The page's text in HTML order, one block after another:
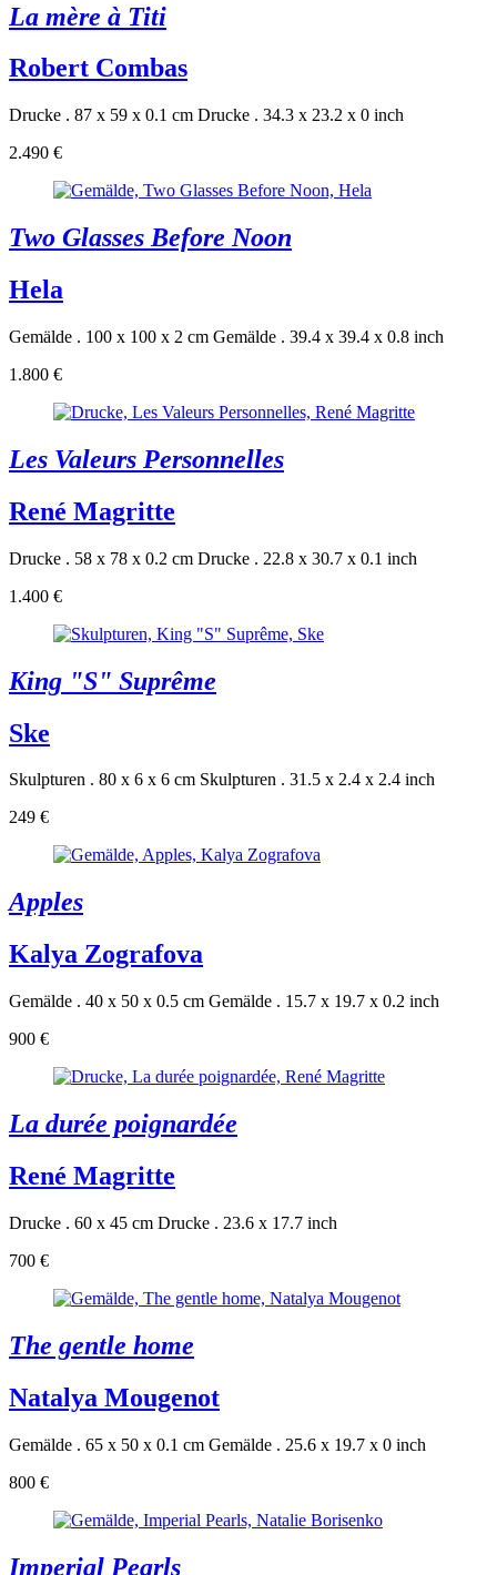
La mère à Titi
Robert Combas
Drucke . 87 x 59 x 0.1 cm Drucke . 34.3 x 23.2 x 0 inch
2.490 €
Two Glasses Before Noon
Hela
Gemälde . 100 x 100 x 2 cm Gemälde . 39.4 x 39.4 x 0.8 inch
1.800 €
Les Valeurs Personnelles
René Magritte
Drucke . 58 x 78 x 0.2 cm Drucke . 22.8 x 30.7 x 0.1 inch
1.400 €
King "S" Suprême
Ske
Skulpturen . 80 x 6 x 6 cm Skulpturen . 31.5 x 2.4 x 2.4 inch
249 €
Apples
Kalya Zografova
Gemälde . 40 x 50 x 0.5 cm Gemälde . 15.7 x 19.7 x 0.2 inch
900 €
La durée poignardée
René Magritte
Drucke . 60 x 45 cm Drucke . 23.6 x 17.7 inch
700 €
The gentle home
Natalya Mougenot
Gemälde . 65 x 50 x 0.1 cm Gemälde . 25.6 x 19.7 x 0 inch
800 €
Imperial Pearls